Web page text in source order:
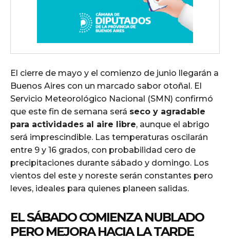
El cierre de mayo y el comienzo de junio llegarán a
Buenos Aires con un marcado sabor otoñal. El
Servicio Meteorológico Nacional (SMN) confirmó
que este fin de semana será seco y agradable
para actividades al aire libre, aunque el abrigo
será imprescindible. Las temperaturas oscilarán
entre 9 y 16 grados, con probabilidad cero de
precipitaciones durante sábado y domingo. Los
vientos del este y noreste serán constantes pero
leves, ideales para quienes planeen salidas.
EL SÁBADO COMIENZA NUBLADO
PERO MEJORA HACIA LA TARDE